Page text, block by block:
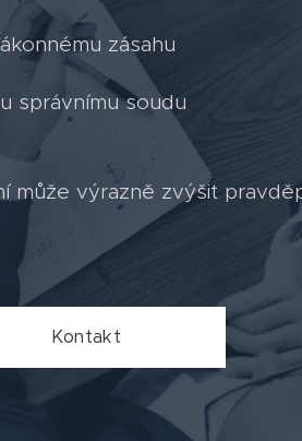
zásahu
správnímu soudu
může výrazně zvýšit
Kontakt